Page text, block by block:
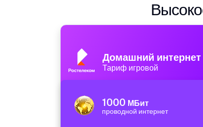
Домашний интернет
Тариф игровой
1000 МБит
проводной интернет